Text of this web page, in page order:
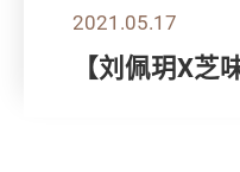
2021.05.17
【刘佩玥X芝